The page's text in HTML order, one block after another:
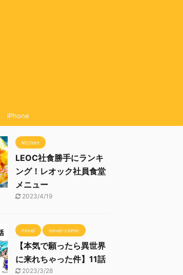
iPhone
kitchen
LEOC社食勝手にランキ
ング！レオック社員食堂
メニュー
2023/4/19
novel novel-comic
【本気で願ったら異世界
に来れちゃった件】11話
2023/3/28